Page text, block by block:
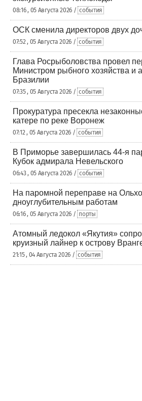
08:16 , 05 Августа 2026 / события
ОСК сменила директоров двух
07:52 , 05 Августа 2026 / события
Глава Росрыболовства провел
Министром рыбного хозяйства и
Бразилии
07:35 , 05 Августа 2026 / события
Прокуратура пресекла
катере по реке Воронеж
07:12 , 05 Августа 2026 / события
В Приморье завершилась 44-я
Кубок адмирала Невельского
06:43 , 05 Августа 2026 / события
На паромной переправе на
дноуглубительным работам
06:16 , 05 Августа 2026 / порты
Атомный ледокол «Якутия»
круизный лайнер к острову
21:15 , 04 Августа 2026 / события